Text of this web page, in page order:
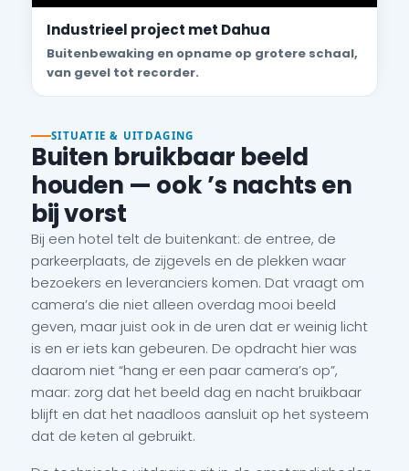
Industrieel project met Dahua
Buitenbewaking en opname op grotere schaal,
van gevel tot recorder.
SITUATIE & UITDAGING
Buiten bruikbaar beeld
houden — ook ’s nachts en
bij vorst
Bij een hotel telt de buitenkant: de entree, de
parkeerplaats, de zijgevels en de plekken waar
bezoekers en leveranciers komen. Dat vraagt om
camera’s die niet alleen overdag mooi beeld
geven, maar juist ook in de uren dat er weinig licht
is en er iets kan gebeuren. De opdracht hier was
daarom niet “hang er een paar camera’s op”,
maar: zorg dat het beeld dag en nacht bruikbaar
blijft en dat het naadloos aansluit op het systeem
dat de keten al gebruikt.